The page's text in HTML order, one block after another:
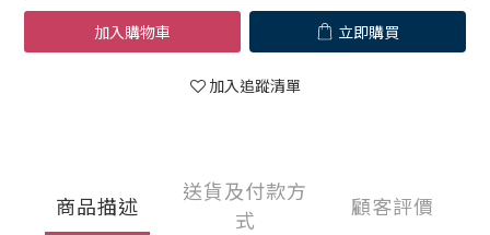
加入購物車 立即購買
加入追蹤清單
商品描述
送貨及付款方
式
顧客評價